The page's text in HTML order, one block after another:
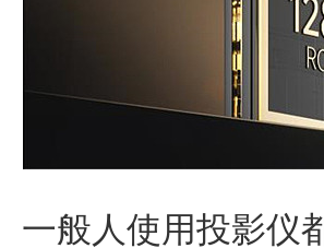
一般人使用投影仪